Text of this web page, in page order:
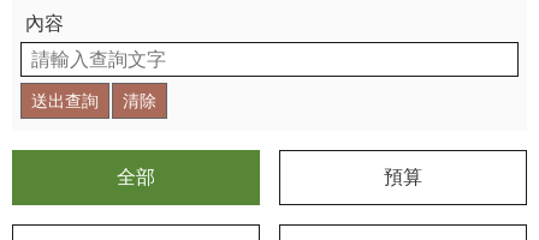
消
息
參
觀
展
學
內容
全部 預算